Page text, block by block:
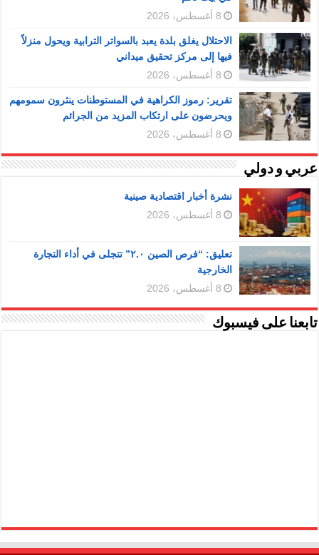
8 أغسطس، 2026
الاحتلال يغلق بلدة يعبد بالسواتر الترابية ويحول منزلاً
فيها إلى مركز تحقيق ميداني
8 أغسطس، 2026
تقرير: رموز الكراهية في المستوطنات ينثرون سمومهم
ويحرضون على ارتكاب المزيد من الجرائم
8 أغسطس، 2026
عربي و دولي
نشرة أخبار اقتصادية صينية
8 أغسطس، 2026
تعليق: “فرص الصين ٢.٠” تتجلى في أداء التجارة
الخارجية
8 أغسطس، 2026
تابعنا على فيسبوك